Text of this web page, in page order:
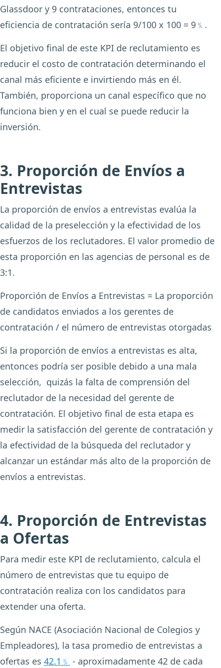
Glassdoor y 9 contrataciones, entonces tu
eficiencia de contratación sería 9/100 x 100 = 9﹪.
El objetivo final de este KPI de reclutamiento es
reducir el costo de contratación determinando el
canal más eficiente e invirtiendo más en él.
También, proporciona un canal específico que no
funciona bien y en el cual se puede reducir la
inversión.
3. Proporción de Envíos a
Entrevistas
La proporción de envíos a entrevistas evalúa la
calidad de la preselección y la efectividad de los
esfuerzos de los reclutadores. El valor promedio de
esta proporción en las agencias de personal es de
3:1.
Proporción de Envíos a Entrevistas = La proporción
de candidatos enviados a los gerentes de
contratación / el número de entrevistas otorgadas
Si la proporción de envíos a entrevistas es alta,
entonces podría ser posible debido a una mala
selección, quizás la falta de comprensión del
reclutador de la necesidad del gerente de
contratación. El objetivo final de esta etapa es
medir la satisfacción del gerente de contratación y
la efectividad de la búsqueda del reclutador y
alcanzar un estándar más alto de la proporción de
envíos a entrevistas.
4. Proporción de Entrevistas
a Ofertas
Para medir este KPI de reclutamiento, calcula el
número de entrevistas que tu equipo de
contratación realiza con los candidatos para
extender una oferta.
Según NACE (Asociación Nacional de Colegios y
Empleadores), la tasa promedio de entrevistas a
ofertas es 42.1﹪ - aproximadamente 42 de cada